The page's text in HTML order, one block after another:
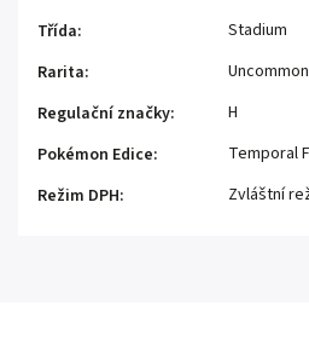
Třída:
Stadium
Rarita:
Uncommon
Regulační značky:
H
Pokémon Edice:
Temporal
Režim DPH: Zvláštní